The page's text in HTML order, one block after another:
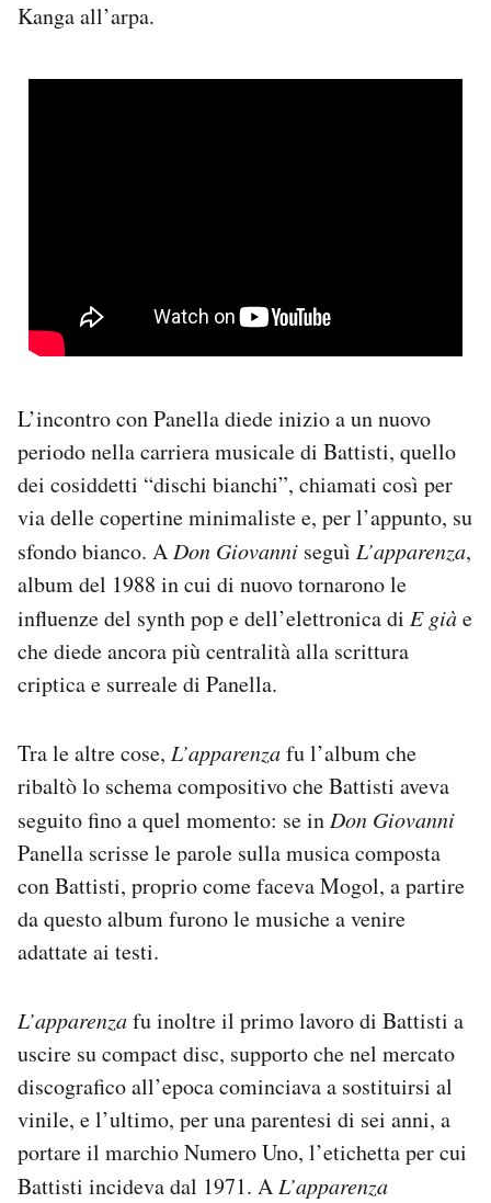
Kanga all’arpa.
L’incontro con Panella diede inizio a un nuovo
periodo nella carriera musicale di Battisti, quello
dei cosiddetti “dischi bianchi”, chiamati così per
via delle copertine minimaliste e, per l’appunto, su
sfondo bianco. A Don Giovanni seguì L’apparenza,
album del 1988 in cui di nuovo tornarono le
influenze del synth pop e dell’elettronica di E giàe
che diede ancora più centralità alla scrittura
criptica e surreale di Panella.
Tra le altre cose, L’apparenzafu l’album che
ribaltò lo schema compositivo che Battisti aveva
seguito fino a quel momento: se in Don Giovanni
Panella scrisse le parole sulla musica composta
con Battisti, proprio come faceva Mogol, a partire
da questo album furono le musiche a venire
adattate ai testi.
L’apparenzafu inoltre il primo lavoro di Battisti a
uscire su compact disc, supporto che nel mercato
discografico all’epoca cominciava a sostituirsi al
vinile, e l’ultimo, per una parentesi di sei anni, a
portare il marchio Numero Uno, l’etichetta per cui
Battisti incideva dal 1971. A L’apparenza